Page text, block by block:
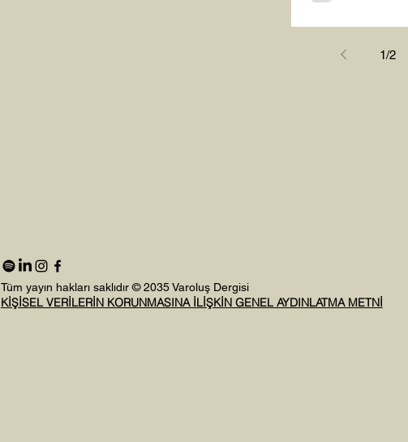
1/2
Tüm yayın hakları saklıdır © 2035 Varoluş Dergisi
KİŞİSEL VERİLERİN KORUNMASINA İLİŞKİN GENEL AYDINLATMA METNİ